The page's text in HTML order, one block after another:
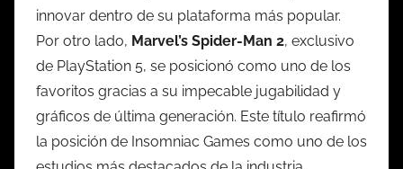
innovar dentro de su plataforma más popular.
Por otro lado, Marvel’s Spider-Man 2, exclusivo
de PlayStation 5, se posicionó como uno de los
favoritos gracias a su impecable jugabilidad y
gráficos de última generación. Este título reafirmó
la posición de Insomniac Games como uno de los